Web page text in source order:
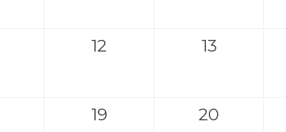
12 13
19 20